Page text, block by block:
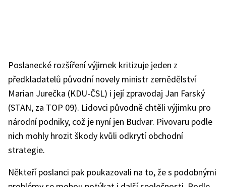
Poslanecké rozšíření výjimek kritizuje jeden z
předkladatelů původní novely ministr zemědělství
Marian Jurečka (KDU-ČSL) i její zpravodaj Jan Farský
(STAN, za TOP 09). Lidovci původně chtěli výjimku pro
národní podniky, což je nyní jen Budvar. Pivovaru podle
nich mohly hrozit škody kvůli odkrytí obchodní
strategie.
Někteří poslanci pak poukazovali na to, že s podobnými